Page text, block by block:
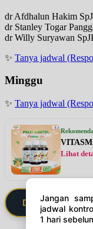
dr Afdhalun Hakim
dr Stanley Togar
dr Willy Suryawan
✨ Tanya jadwal
Minggu
✨ Tanya jadwal
Lihat
Daftarkan Saya